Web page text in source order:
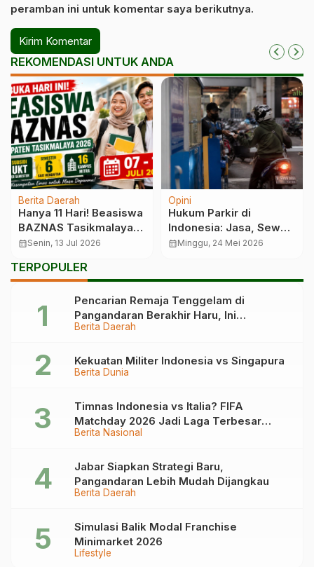
peramban ini untuk komentar saya berikutnya.
REKOMENDASI UNTUK ANDA
Berita Daerah
Hanya 11 Hari! Beasiswa
BAZNAS Tasikmalaya
Resmi Dibuka
calendar_monthSenin, 13 Jul 2026
Opini
Hukum Parkir di
Indonesia: Jasa, Sewa
Tempat, atau Titipan
calendar_monthMinggu, 24 Mei 2026
TERPOPULER
Berita Daerah
Pencarian Remaja Tenggelam di
Pangandaran Berakhir Haru, Ini
Kronologinya
Berita Dunia
Kekuatan Militer Indonesia vs Singapura
Berita Nasional
Timnas Indonesia vs Italia? FIFA
Matchday 2026 Jadi Laga Terbesar
Garuda!
Berita Daerah
Jabar Siapkan Strategi Baru,
Pangandaran Lebih Mudah Dijangkau
Lifestyle
Simulasi Balik Modal Franchise
Minimarket 2026